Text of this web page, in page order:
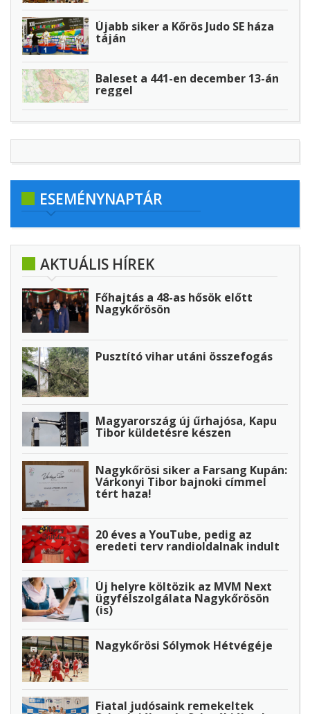
Újabb siker a Kőrös Judo SE háza
táján
Baleset a 441-en december 13-án
reggel
ESEMÉNYNAPTÁR
AKTUÁLIS HÍREK
Főhajtás a 48-as hősök előtt
Nagykőrösön
Pusztító vihar utáni összefogás
Magyarország új űrhajósa, Kapu
Tibor küldetésre készen
Nagykőrösi siker a Farsang Kupán:
Várkonyi Tibor bajnoki címmel
tért haza!
20 éves a YouTube, pedig az
eredeti terv randioldalnak indult
Új helyre költözik az MVM Next
ügyfélszolgálata Nagykőrösön
(is)
Nagykőrösi Sólymok Hétvégéje
Fiatal judósaink remekeltek